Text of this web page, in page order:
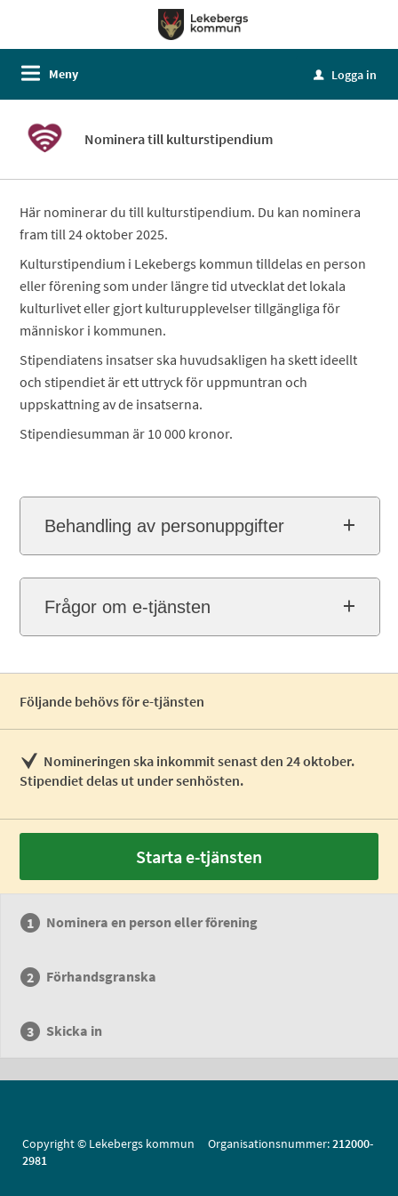
Meny u Logga in
Nominera till kulturstipendium
Här nominerar du till kulturstipendium. Du kan nominera
fram till 24 oktober 2025.
Kulturstipendium i Lekebergs kommun tilldelas en person
eller förening som under längre tid utvecklat det lokala
kulturlivet eller gjort kulturupplevelser tillgängliga för
människor i kommunen.
Stipendiatens insatser ska huvudsakligen ha skett ideellt
och stipendiet är ett uttryck för uppmuntran och
uppskattning av de insatserna.
Stipendiesumman är 10 000 kronor.
Behandling av personuppgifter
Frågor om e-tjänsten
Följande behövs för e-tjänsten
Nomineringen ska inkommit senast den 24 oktober.
Stipendiet delas ut under senhösten.
Starta e-tjänsten
Nominera en person eller förening
Förhandsgranska
Skicka in
Copyright © Lekebergs kommun Organisationsnummer:212000-
2981